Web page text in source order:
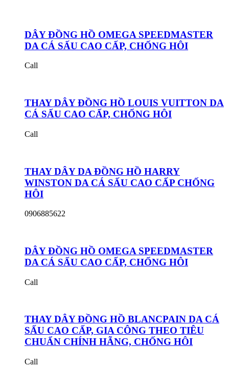
DÂY ĐỒNG HỒ OMEGA SPEEDMASTER
DA CÁ SẤU CAO CẤP, CHỐNG HÔI
Call
THAY DÂY ĐỒNG HỒ LOUIS VUITTON DA
CÁ SẤU CAO CẤP, CHỐNG HÔI
Call
THAY DÂY DA ĐỒNG HỒ HARRY
WINSTON DA CÁ SẤU CAO CẤP CHỐNG
HÔI
0906885622
DÂY ĐỒNG HỒ OMEGA SPEEDMASTER
DA CÁ SẤU CAO CẤP, CHỐNG HÔI
Call
THAY DÂY ĐỒNG HỒ BLANCPAIN DA CÁ
SẤU CAO CẤP, GIA CÔNG THEO TIÊU
CHUẨN CHÍNH HÃNG, CHỐNG HÔI
Call